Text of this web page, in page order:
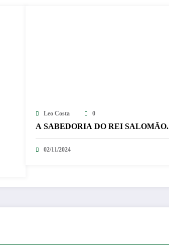
Leo Costa 0
A SABEDORIA DO REI SALOMÃO.
02/11/2024